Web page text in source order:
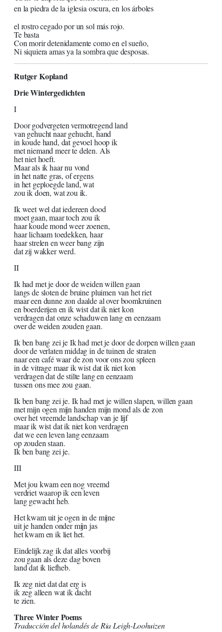
en la piedra de la iglesia oscura, en los árboles
el rostro cegado por un sol más rojo.
Te basta
Con morir detenidamente como en el sueño,
Ni siquiera amas ya la sombra que desposas.
Rutger Kopland
Drie Wintergedichten
I
Door godvergeten vermotregend land
van gehucht naar gehucht, hand
in koude hand, dat gevoel hoop ik
met niemand meer te delen. Als
het niet hoeft.
Maar als ik haar nu vond
in het natte gras, of ergens
in het geploegde land, wat
zou ik doen, wat zou ik.
Ik weet wel dat iedereen dood
moet gaan, maar toch zou ik
haar koude mond weer zoenen,
haar lichaam toedekken, haar
haar strelen en weer bang zijn
dat zij wakker werd.
II
Ik had met je door de weiden willen gaan
langs de sloten de bruine pluimen van het riet
maar een dunne zon daalde al over boomkruinen
en boerderijen en ik wist dat ik niet kon
verdragen dat onze schaduwen lang en eenzaam
over de weiden zouden gaan.
Ik ben bang zei je Ik had met je door de dorpen willen gaan
door de verlaten middag in de tuinen de straten
naar een café waar de zon voor ons zou spleen
in de vitrage maar ik wist dat ik niet kon
verdragen dat de stilte lang en eenzaam
tussen ons mee zou gaan.
Ik ben bang zei je. Ik had met je willen slapen, willen gaan
met mijn ogen mijn handen mijn mond als de zon
over het vreemde landschap van je lijf
maar ik wist dat ik niet kon verdragen
dat we een leven lang eenzaam
op zouden staan.
Ik ben bang zei je.
III
Met jou kwam een nog vreemd
verdriet waarop ik een leven
lang gewacht heb.
Het kwam uit je ogen in de mijne
uit je handen onder mijn jas
het kwam en ik liet het.
Eindelijk zag ik dat alles voorbij
zou gaan als deze dag boven
land dat ik liefheb.
Ik zeg niet dat dat erg is
ik zeg alleen wat ik dacht
te zien.
Three Winter Poems
Traducción del holandés de Ria Leigh-Loohuizen